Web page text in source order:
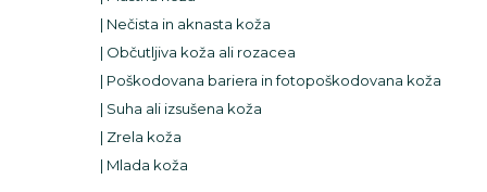
Nečista in aknasta koža
Občutljiva koža ali rozacea
Poškodovana bariera in fotopoškodovana koža
Suha ali izsušena koža
Zrela koža
Mlada koža